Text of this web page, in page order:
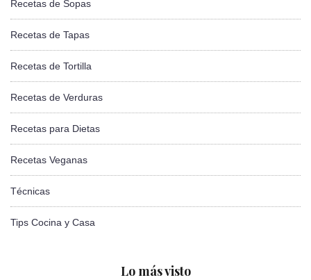
Recetas de Sopas
Recetas de Tapas
Recetas de Tortilla
Recetas de Verduras
Recetas para Dietas
Recetas Veganas
Técnicas
Tips Cocina y Casa
Lo más visto